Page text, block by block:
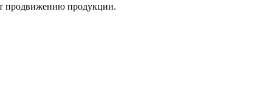
продвижению продукции.